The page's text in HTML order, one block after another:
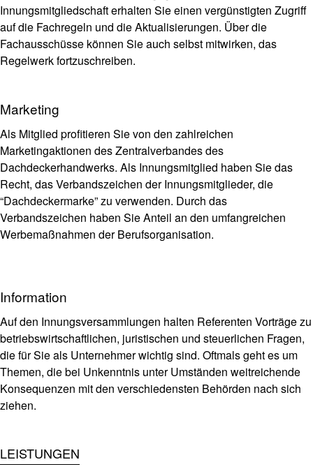
Innungsmitgliedschaft erhalten Sie einen vergünstigten Zugriff
auf die Fachregeln und die Aktualisierungen. Über die
Fachausschüsse können Sie auch selbst mitwirken, das
Regelwerk fortzuschreiben.
Marketing
Als Mitglied profitieren Sie von den zahlreichen
Marketingaktionen des Zentralverbandes des
Dachdeckerhandwerks. Als Innungsmitglied haben Sie das
Recht, das Verbandszeichen der Innungsmitglieder, die
“Dachdeckermarke” zu verwenden. Durch das
Verbandszeichen haben Sie Anteil an den umfangreichen
Werbemaßnahmen der Berufsorganisation.
Information
Auf den Innungsversammlungen halten Referenten Vorträge zu
betriebswirtschaftlichen, juristischen und steuerlichen Fragen,
die für Sie als Unternehmer wichtig sind. Oftmals geht es um
Themen, die bei Unkenntnis unter Umständen weitreichende
Konsequenzen mit den verschiedensten Behörden nach sich
ziehen.
LEISTUNGEN